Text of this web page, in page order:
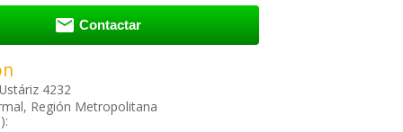
 Contactar
4232
Región Metropolitana